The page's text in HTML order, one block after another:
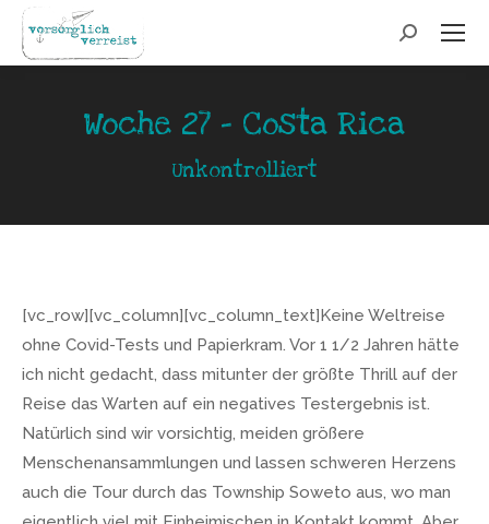
Search:
Woche 27 - Costa Rica
Unkontrolliert
[vc_row][vc_column][vc_column_text]Keine Weltreise
ohne Covid-Tests und Papierkram. Vor 1 1/2 Jahren hätte
ich nicht gedacht, dass mitunter der größte Thrill auf der
Reise das Warten auf ein negatives Testergebnis ist.
Natürlich sind wir vorsichtig, meiden größere
Menschenansammlungen und lassen schweren Herzens
auch die Tour durch das Township Soweto aus, wo man